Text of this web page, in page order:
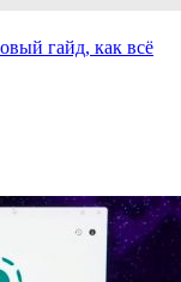
гайд, как всё